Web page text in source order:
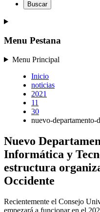
Buscar
Menu Pestana
Menu Principal
Inicio
noticias
2021
11
30
nuevo-
Nuevo
Informática y
estructura
Occidente
Recientemente el Consejo
empezará a funcionar en el